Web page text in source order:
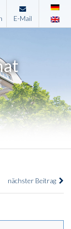
E-Mail
nächster Beitrag